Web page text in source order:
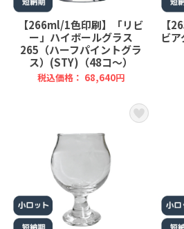
【266ml/1色印刷】「リビ
ー」ハイボールグラス
265（ハーフパイントグラ
ス）(STY)（48コ～）
税込価格： 68,640円
【
ビ